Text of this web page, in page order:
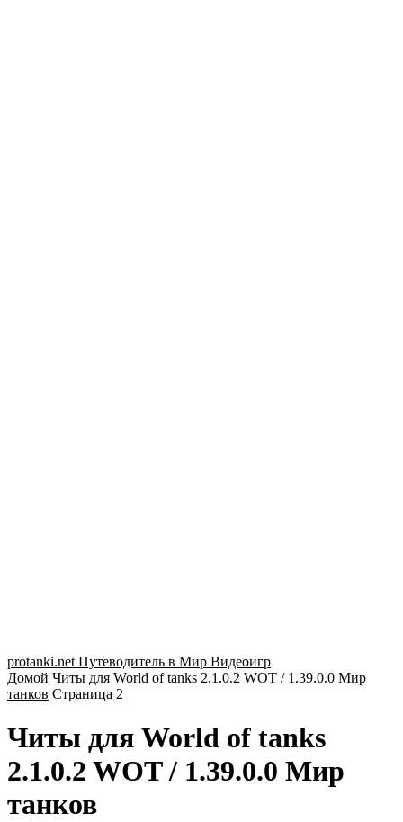
protanki.net Путеводитель в Мир Видеоигр
Домой Читы для World of tanks 2.1.0.2 WOT / 1.39.0.0 Мир
танков Страница 2
Читы для World of tanks
2.1.0.2 WOT / 1.39.0.0 Мир
танков